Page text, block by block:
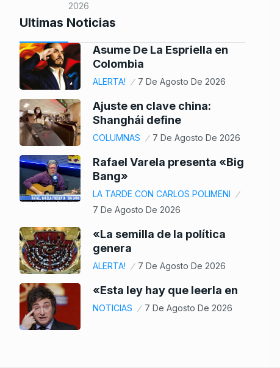
2026
Ultimas Noticias
Asume De La Espriella en
Colombia
ALERTA! 7 De Agosto De 2026
Ajuste en clave china:
Shanghái define
COLUMNAS 7 De Agosto De 2026
Rafael Varela presenta «Big
Bang»
LA TARDE CON CARLOS POLIMENI
7 De Agosto De 2026
«La semilla de la política
genera
ALERTA! 7 De Agosto De 2026
«Esta ley hay que leerla en
NOTICIAS 7 De Agosto De 2026